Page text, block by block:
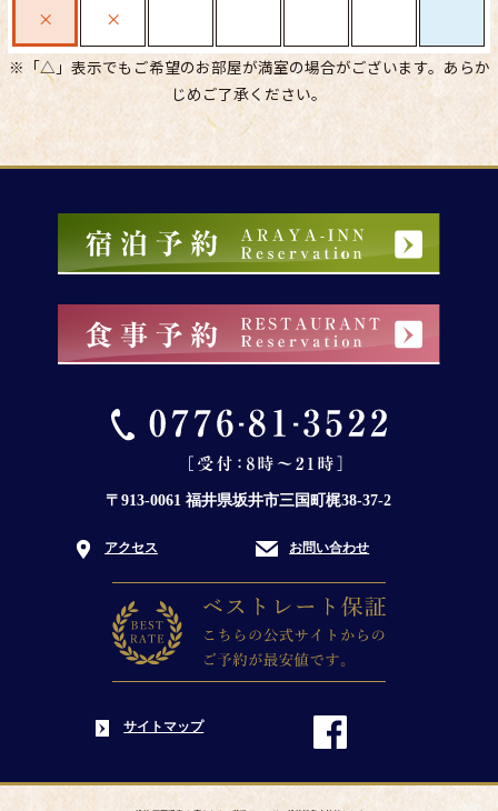
× ×
※「△」表示でもご希望のお部屋が満室の場合がございます。あらか
じめご了承ください。
〒913-0061 福井県坂井市三国町梶38-37-2
アクセス お問い合わせ
サイトマップ